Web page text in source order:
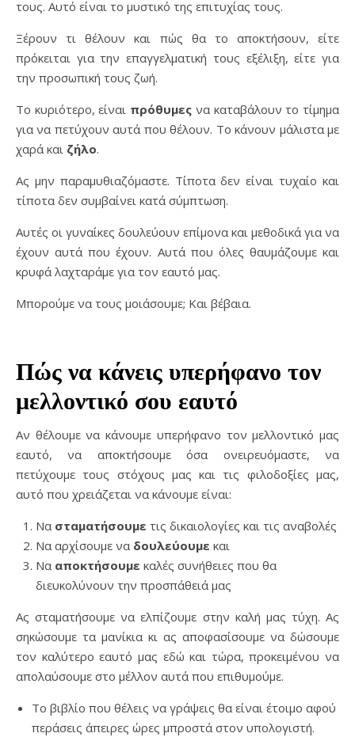
τους. Αυτό είναι το μυστικό της επιτυχίας τους.
Ξέρουν τι θέλουν και πώς θα το αποκτήσουν, είτε
πρόκειται για την επαγγελματική τους εξέλιξη, είτε για
την προσωπική τους ζωή.
Το κυριότερο, είναι πρόθυμες να καταβάλουν το τίμημα
για να πετύχουν αυτά που θέλουν. Το κάνουν μάλιστα με
χαρά και ζήλο.
Ας μην παραμυθιαζόμαστε. Τίποτα δεν είναι τυχαίο και
τίποτα δεν συμβαίνει κατά σύμπτωση.
Αυτές οι γυναίκες δουλεύουν επίμονα και μεθοδικά για να
έχουν αυτά που έχουν. Αυτά που όλες θαυμάζουμε και
κρυφά λαχταράμε για τον εαυτό μας.
Μπορούμε να τους μοιάσουμε; Και βέβαια.
Πώς να κάνεις υπερήφανο τον
μελλοντικό σου εαυτό
Αν θέλουμε να κάνουμε υπερήφανο τον μελλοντικό μας
εαυτό, να αποκτήσουμε όσα ονειρευόμαστε, να
πετύχουμε τους στόχους μας και τις φιλοδοξίες μας,
αυτό που χρειάζεται να κάνουμε είναι:
Να σταματήσουμε τις δικαιολογίες και τις αναβολές
Να αρχίσουμε να δουλεύουμε και
Να αποκτήσουμε καλές συνήθειες που θα
διευκολύνουν την προσπάθειά μας
Ας σταματήσουμε να ελπίζουμε στην καλή μας τύχη. Ας
σηκώσουμε τα μανίκια κι ας αποφασίσουμε να δώσουμε
τον καλύτερο εαυτό μας εδώ και τώρα, προκειμένου να
απολαύσουμε στο μέλλον αυτά που επιθυμούμε.
Το βιβλίο που θέλεις να γράψεις θα είναι έτοιμο αφού
περάσεις άπειρες ώρες μπροστά στον υπολογιστή.